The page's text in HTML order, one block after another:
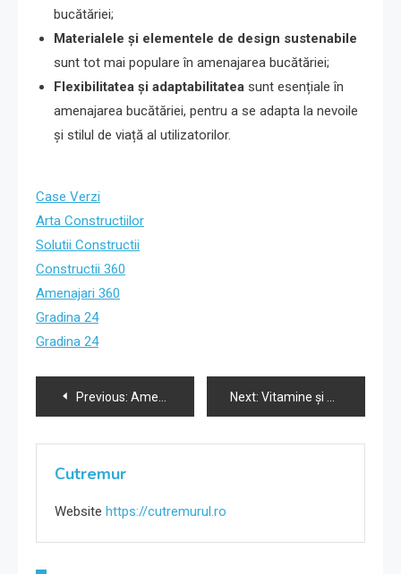
bucătăriei;
Materialele și elementele de design sustenabile
sunt tot mai populare în amenajarea bucătăriei;
Flexibilitatea și adaptabilitatea sunt esențiale în
amenajarea bucătăriei, pentru a se adapta la nevoile
și stilul de viață al utilizatorilor.
Case Verzi
Arta Constructiilor
Solutii Constructii
Constructii 360
Amenajari 360
Gradina 24
Gradina 24
Navigare
în
articole
Previous: Amenajarea holurilor cu tapet: sfaturi și idei practice. Next: Vitamine și Minerale pentru Dezvoltarea Sănătoasă a Copiilor.
Cutremur
Website https://cutremurul.ro